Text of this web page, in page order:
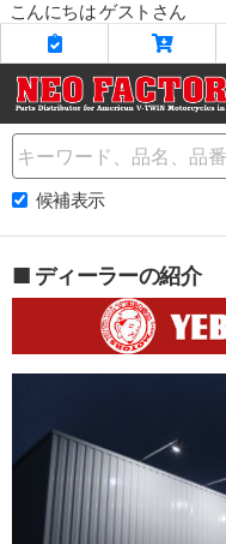
こんにちは ゲストさん
Name
候補表示
■ ディーラーの紹介